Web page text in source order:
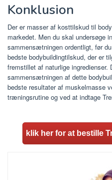
Konklusion
Der er masser af kosttilskud til
markedet. Men du skal undersøge
sammensætningen ordentligt, før
bedste bodybuildingtilskud, der er
fremstillet af naturlige
sammensætningen af ​​dette
bedste resultater af muskelmasse
træningsrutine og ved at indtage
klik her for at bestille